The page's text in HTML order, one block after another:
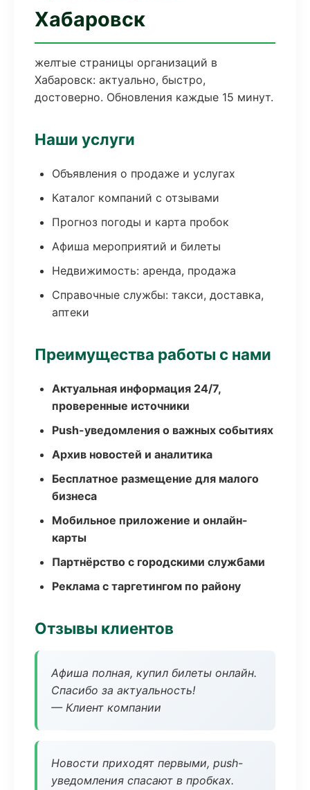
Хабаровск
желтые страницы организаций в
Хабаровск: актуально, быстро,
достоверно. Обновления каждые 15 минут.
Наши услуги
Объявления о продаже и услугах
Каталог компаний с отзывами
Прогноз погоды и карта пробок
Афиша мероприятий и билеты
Недвижимость: аренда, продажа
Справочные службы: такси, доставка,
аптеки
Преимущества работы с нами
Актуальная информация 24/7,
проверенные источники
Push-уведомления о важных событиях
Архив новостей и аналитика
Бесплатное размещение для малого
бизнеса
Мобильное приложение и онлайн-
карты
Партнёрство с городскими службами
Реклама с таргетингом по району
Отзывы клиентов
Афиша полная, купил билеты онлайн.
Спасибо за актуальность!
— Клиент компании
Новости приходят первыми, push-
уведомления спасают в пробках.